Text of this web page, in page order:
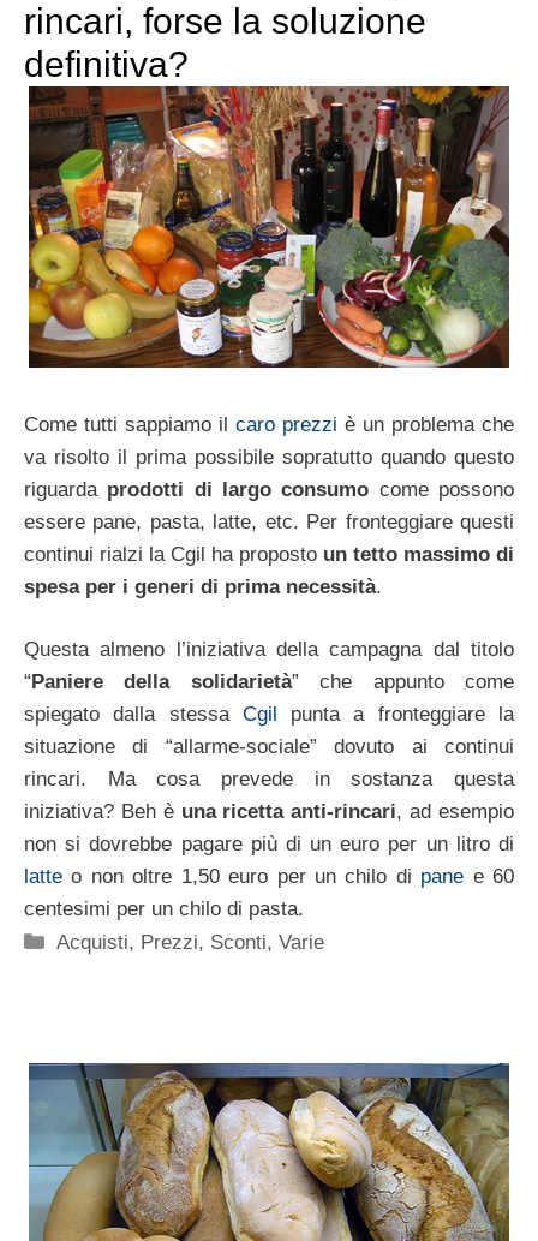
rincari, forse la soluzione
definitiva?
Come tutti sappiamo il caro prezzi è un problema che
va risolto il prima possibile sopratutto quando questo
riguarda prodotti di largo consumo come possono
essere pane, pasta, latte, etc. Per fronteggiare questi
continui rialzi la Cgil ha proposto un tetto massimo di
spesa per i generi di prima necessità.
Questa almeno l’iniziativa della campagna dal titolo
“Paniere della solidarietà” che appunto come
spiegato dalla stessa Cgil punta a fronteggiare la
situazione di “allarme-sociale” dovuto ai continui
rincari. Ma cosa prevede in sostanza questa
iniziativa? Beh è una ricetta anti-rincari, ad esempio
non si dovrebbe pagare più di un euro per un litro di
latte o non oltre 1,50 euro per un chilo di pane e 60
centesimi per un chilo di pasta.
Categorie
Acquisti, Prezzi, Sconti,Varie